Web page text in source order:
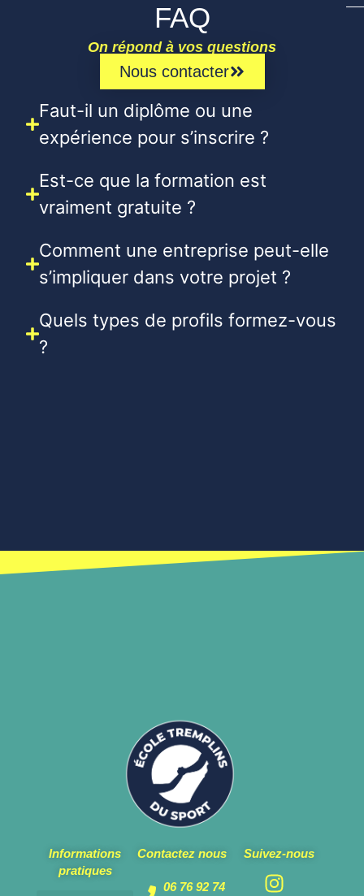
FAQ
On répond à vos questions
Nous contacter
Faut-il un diplôme ou une
expérience pour s’inscrire ?
Est-ce que la formation est
vraiment gratuite ?
Comment une entreprise peut-elle
s’impliquer dans votre projet ?
Quels types de profils formez-vous
?
Informations
pratiques
Contactez nous
06 76 92 74
Suivez-nous